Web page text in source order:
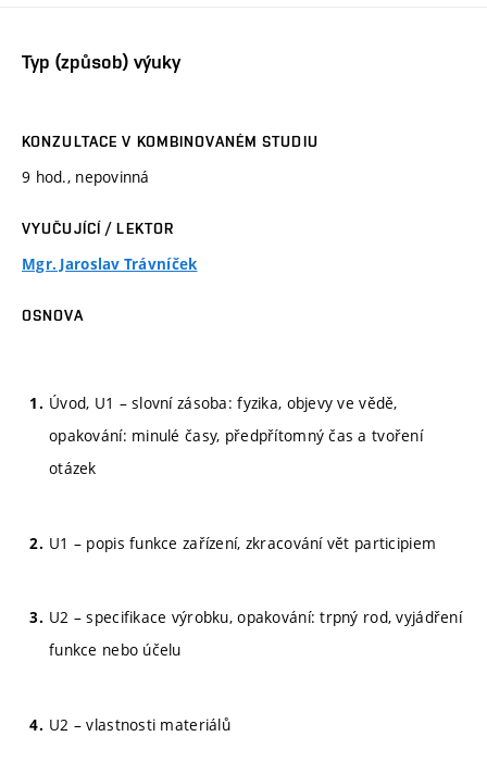
Typ (způsob) výuky
KONZULTACE V KOMBINOVANÉM STUDIU
9 hod., nepovinná
VYUČUJÍCÍ / LEKTOR
Mgr. Jaroslav Trávníček
OSNOVA
Úvod, U1 – slovní zásoba: fyzika, objevy ve vědě,
opakování: minulé časy, předpřítomný čas a tvoření
otázek
U1 – popis funkce zařízení, zkracování vět participiem
U2 – specifikace výrobku, opakování: trpný rod, vyjádření
funkce nebo účelu
U2 – vlastnosti materiálů